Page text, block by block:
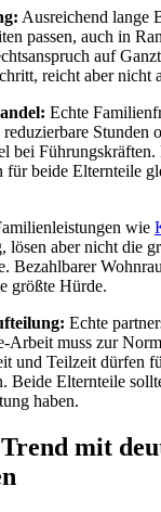
Ausreichend lange
passen, auch in
auf
reicht aber nicht
Echte
Stunden
bei Führungskräften.
für beide Elternteile
wie
aber nicht die
Bezahlbarer
größte Hürde.
Echte
Arbeit muss zur
und Teilzeit dürfen
Beide Elternteile
haben.
mit